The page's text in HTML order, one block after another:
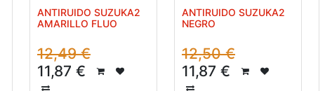
ANTIRUIDO SUZUKA2
AMARILLO FLUO
12,49€
11,87 €
ANTIRUIDO SUZUKA2
NEGRO
12,50€
11,87 €